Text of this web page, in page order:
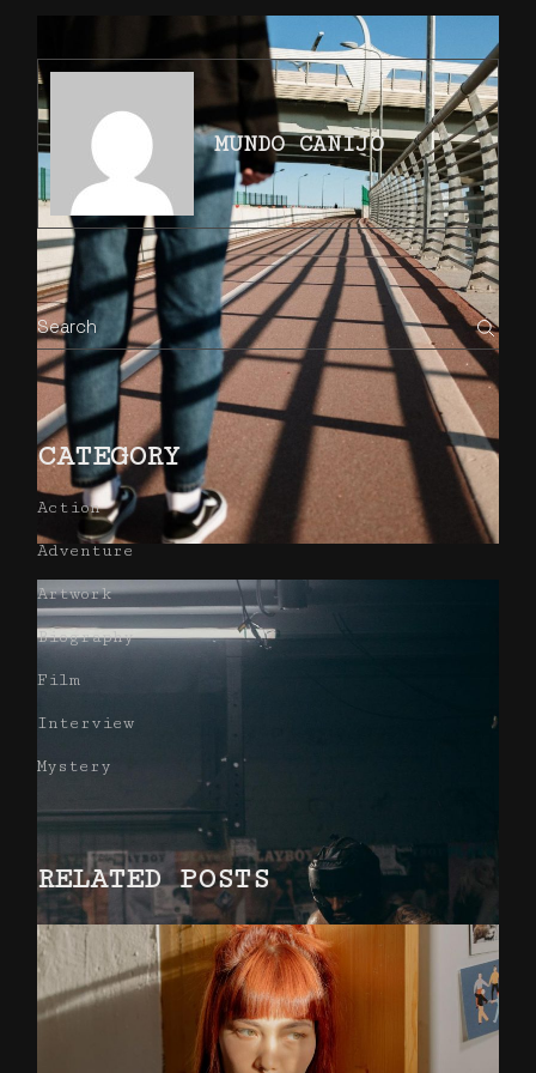
MUNDO CANIJO
CATEGORY
Action
Adventure
Artwork
Biography
Film
Interview
Mystery
RELATED POSTS